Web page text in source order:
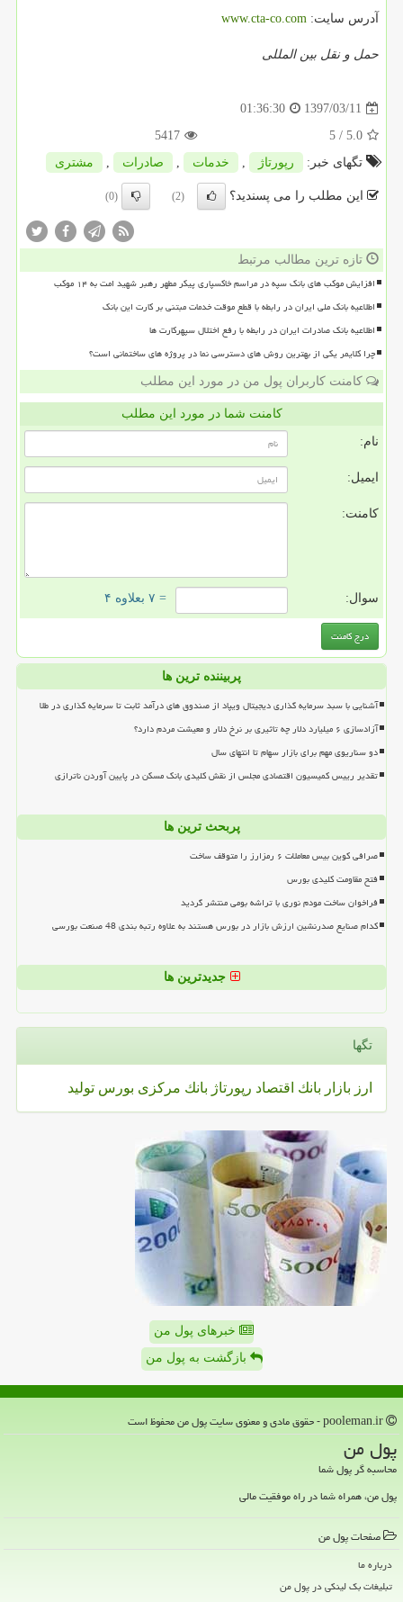
آدرس سایت: www.cta-co.com
حمل و نقل بین المللی
1397/03/11
01:36:30
5.0
/ 5
5417
تگهای خبر:
رپورتاژ , خدمات , صادرات , مشتری
این مطلب را می پسندید؟ (2)
(0)
تازه ترین مطالب مرتبط
افزایش موکب های بانک سپه در مراسم خاکسپاری پیکر مطهر رهبر شهید امت به ۱۴ موکب
اطلاعیه بانک ملی ایران در رابطه با قطع موقت خدمات مبتنی بر کارت این بانک
اطلاعیه بانک صادرات ایران در رابطه با رفع اختلال سپهرکارت ها
چرا کلایمر یکی از بهترین روش های دسترسی نما در پروژه های ساختمانی است؟
کامنت کاربران پول من در مورد این مطلب
کامنت شما در مورد این مطلب
نام:
ایمیل:
کامنت:
سوال: = ۷ بعلاوه ۴
پربیننده ترین ها
آشنایی با سبد سرمایه گذاری دیجیتال ویپاد از صندوق های درآمد ثابت تا سرمایه گذاری در طلا
آزادسازی ۶ میلیارد دلار چه تاثیری بر نرخ دلار و معیشت مردم دارد؟
دو سناریوی مهم برای بازار سهام تا انتهای سال
تقدیر رییس کمیسیون اقتصادی مجلس از نقش کلیدی بانک مسکن در پایین آوردن ناترازی
پربحث ترین ها
صرافی کوین بیس معاملات ۶ رمزارز را متوقف ساخت
فتح مقاومت کلیدی بورس
فراخوان ساخت مودم نوری با تراشه بومی منتشر گردید
کدام صنایع صدرنشین ارزش بازار در بورس هستند به علاوه رتبه بندی 48 صنعت بورسی
جدیدترین ها
تگها
ارز بازار بانك اقتصاد رپورتاژ بانك مركزی بورس تولید
خبرهای پول من
بازگشت به پول من
پول من
محاسبه گر پول شما
پول من، همراه شما در راه موفقیت مالی
صفحات پول من
درباره ما
تبلیغات بک لینکی در پول من